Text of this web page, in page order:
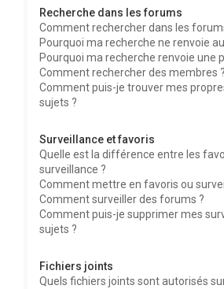
Recherche dans les forums
Comment rechercher dans les
Pourquoi ma recherche ne renvoie
Pourquoi ma recherche renvoie une
Comment rechercher des membres ?
Comment puis-je trouver mes
sujets ?
Surveillance et favoris
Quelle est la différence entre les
surveillance ?
Comment mettre en favoris ou
Comment surveiller des forums ?
Comment puis-je supprimer mes
sujets ?
Fichiers joints
Quels fichiers joints sont autorisés